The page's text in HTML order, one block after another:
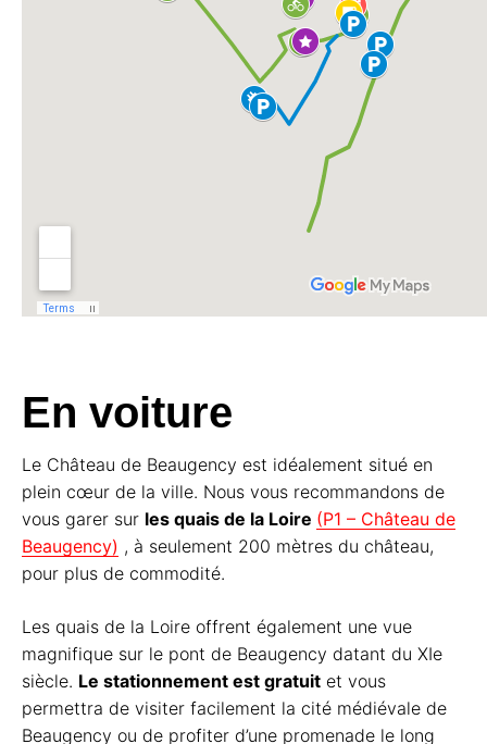
En voiture
Le Château de Beaugency est idéalement situé en
plein cœur de la ville. Nous vous recommandons de
vous garer sur les quais de la Loire (P1 – Château de
Beaugency) , à seulement 200 mètres du château,
pour plus de commodité.
Les quais de la Loire offrent également une vue
magnifique sur le pont de Beaugency datant du XIe
siècle. Le stationnement est gratuit et vous
permettra de visiter facilement la cité médiévale de
Beaugency ou de profiter d’une promenade le long